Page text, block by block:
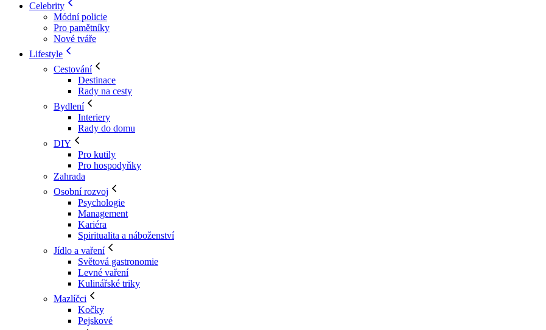
Celebrity
Módní policie
Pro pamětníky
Nové tváře
Lifestyle
Cestování
Destinace
Rady na cesty
Bydlení
Interiery
Rady do domu
DIY
Pro kutily
Pro hospodyňky
Zahrada
Osobní rozvoj
Psychologie
Management
Kariéra
Spiritualita a náboženství
Jídlo a vaření
Světová gastronomie
Levné vaření
Kulinářské triky
Mazlíčci
Kočky
Pejskové